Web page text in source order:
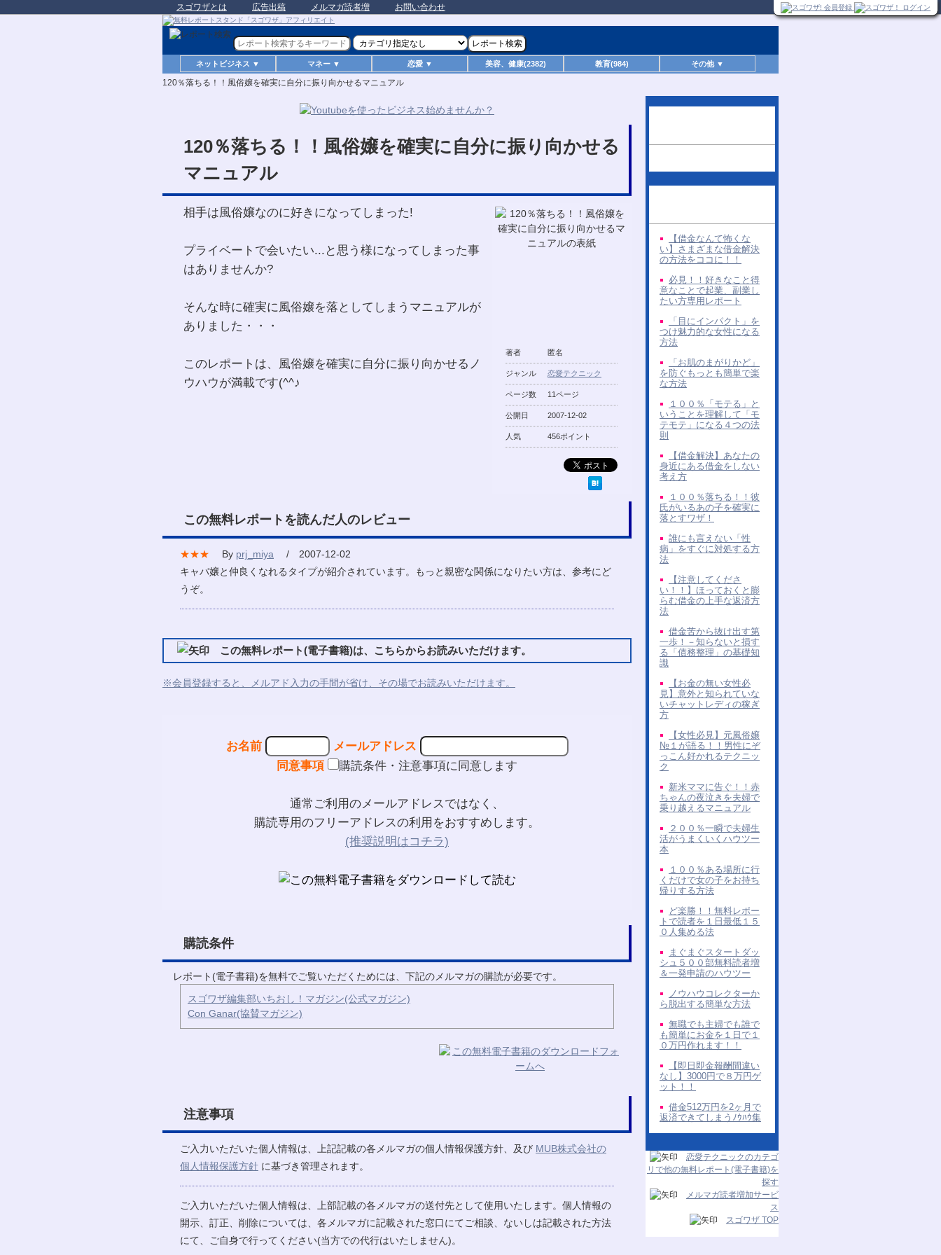
スゴワザとは 広告出稿 メルマガ読者増 お問い合わせ
ネットビジネス ▼ マネー ▼ 恋愛 ▼ 美容、健康(2382) 教育(984) その他 ▼
120％落ちる！！風俗嬢を確実に自分に振り向かせるマニュアル
120％落ちる！！風俗嬢を確実に自分に振り向かせる
マニュアル
著者 匿名
ジャンル 恋愛テクニック
ページ数 11ページ
公開日 2007-12-02
人気 456ポイント
相手は風俗嬢なのに好きになってしまった!
プライベートで会いたい...と思う様になってしまった事
はありませんか?
そんな時に確実に風俗嬢を落としてしまうマニュアルが
ありました・・・
このレポートは、風俗嬢を確実に自分に振り向かせるノ
ウハウが満載です(^^♪
この無料レポートを読んだ人のレビュー
★★★ By prj_miya / 2007-12-02
キャバ嬢と仲良くなれるタイプが紹介されています。もっと親密な関係になりたい方は、参考にど
うぞ。
この無料レポート(電子書籍)は、こちらからお読みいただけます。
※会員登録すると、メルアド入力の手間が省け、その場でお読みいただけます。
お名前
メールアドレス
同意事項
購読条件・注意事項に同意します
通常ご利用のメールアドレスではなく、
購読専用のフリーアドレスの利用をおすすめします。
(推奨説明はコチラ)
購読条件
レポート(電子書籍)を無料でご覧いただくためには、下記のメルマガの購読が必要です。
スゴワザ編集部いちおし！マガジン(公式マガジン)
Con Ganar(協賛マガジン)
注意事項
ご入力いただいた個人情報は、上記記載の各メルマガの個人情報保護方針、及び MUB株式会社の
個人情報保護方針 に基づき管理されます。
ご入力いただいた個人情報は、上部記載の各メルマガの送付先として使用いたします。個人情報の
開示、訂正、削除については、各メルマガに記載された窓口にてご相談、ないしは記載された方法
にて、ご自身で行ってください(当方での代行はいたしません)。
【借金なんて怖くな
い】さまざまな借金解決
の方法をココに！！
必見！！好きなこと得
意なことで起業、副業し
たい方専用レポート
「目にインパクト」を
つけ魅力的な女性になる
方法
「お肌のまがりかど」
を防ぐもっとも簡単で楽
な方法
１００％「モテる」と
いうことを理解して「モ
テモテ」になる４つの法
則
【借金解決】あなたの
身近にある借金をしない
考え方
１００％落ちる！！彼
氏がいるあの子を確実に
落とすワザ！
誰にも言えない「性
病」をすぐに対処する方
法
【注意してくださ
い！！】ほっておくと膨
らむ借金の上手な返済方
法
借金苦から抜け出す第
一歩！－知らないと損す
る「債務整理」の基礎知
識
【お金の無い女性必
見】意外と知られていな
いチャットレディの稼ぎ
方
【女性必見】元風俗嬢
№１が語る！！男性にぞ
っこん好かれるテクニッ
ク
新米ママに告ぐ！！赤
ちゃんの夜泣きを夫婦で
乗り越えるマニュアル
２００％一瞬で夫婦生
活がうまくいくハウツー
本
１００％ある場所に行
くだけで女の子をお持ち
帰りする方法
ど楽勝！！無料レポー
トで読者を１日最低１５
０人集める法
まぐまぐスタートダッ
シュ５００部無料読者増
＆一発申請のハウツー
ノウハウコレクターか
ら脱出する簡単な方法
無職でも主婦でも誰で
も簡単にお金を１日で１
０万円作れます！！
【即日即金報酬間違い
なし】3000円で８万円ゲ
ット！！
借金512万円を2ヶ月で
返済できてしまうﾉｳﾊｳ集
恋愛テクニックのカテゴ
リで他の無料レポート(電子書籍)を
探す
メルマガ読者増加サービ
ス
スゴワザ TOP